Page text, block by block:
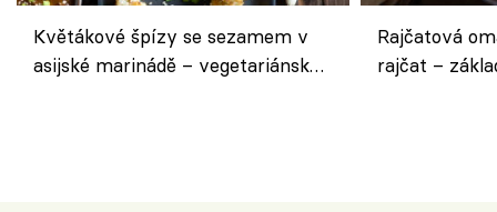
Květákové špízy se sezamem v
asijské marinádě – vegetariánská
Rajčatová
rajčat –